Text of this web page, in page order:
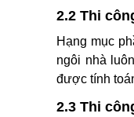
2.2 Thi
Hạng mục
ngôi nhà
được tính
2.3 Thi